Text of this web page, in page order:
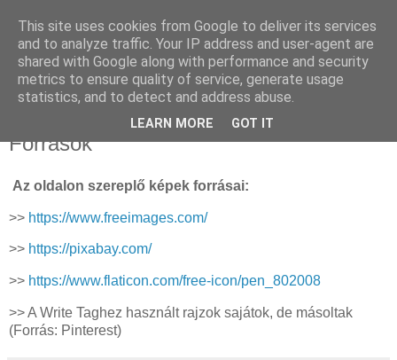
Sümegi Emília -
Tintaszerkezetek
Források
Az oldalon szereplő képek forrásai:
>> https://www.freeimages.com/
>> https://pixabay.com/
>> https://www.flaticon.com/free-icon/pen_802008
>> A Write Taghez használt rajzok sajátok, de másoltak
(Forrás: Pinterest)
This site uses cookies from Google to deliver its services
and to analyze traffic. Your IP address and user-agent are
shared with Google along with performance and security
metrics to ensure quality of service, generate usage
statistics, and to detect and address abuse.
LEARN MORE GOT IT